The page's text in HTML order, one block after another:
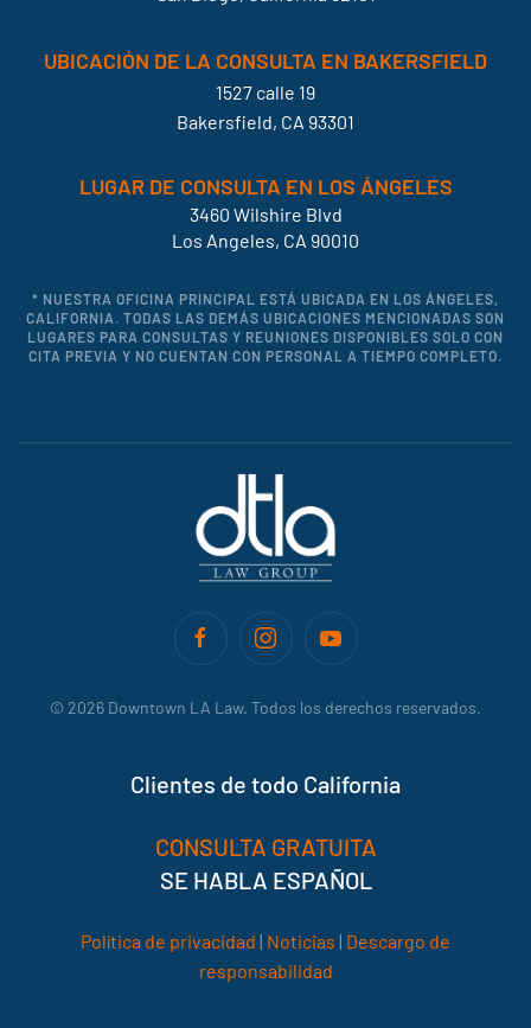
UBICACIÓN DE LA CONSULTA EN BAKERSFIELD
1527 calle 19
Bakersfield, CA 93301
LUGAR DE CONSULTA EN LOS ÁNGELES
3460 Wilshire Blvd
Los Angeles, CA 90010
* NUESTRA OFICINA PRINCIPAL ESTÁ UBICADA EN LOS ÁNGELES,
CALIFORNIA. TODAS LAS DEMÁS UBICACIONES MENCIONADAS SON
LUGARES PARA CONSULTAS Y REUNIONES DISPONIBLES SOLO CON
CITA PREVIA Y NO CUENTAN CON PERSONAL A TIEMPO COMPLETO.
© 2026 Downtown LA Law. Todos los derechos reservados.
Clientes de todo California
CONSULTA GRATUITA
SE HABLA ESPAÑOL
Política de privacidad | Noticias | Descargo de
responsabilidad